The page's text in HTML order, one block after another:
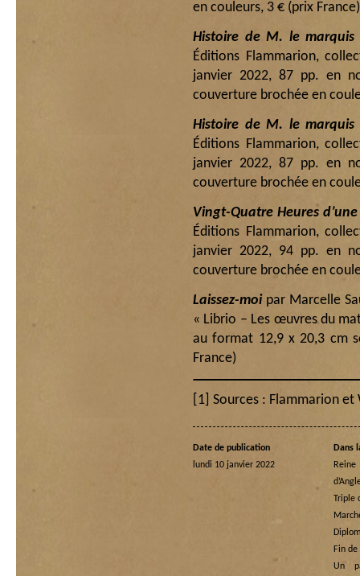
en couleurs, 3 € (prix France)
Histoire de M. le marquis
Éditions Flammarion,
janvier 2022, 87 pp. en
couverture brochée en
Histoire de M. le marquis
Éditions Flammarion,
janvier 2022, 87 pp. en
couverture brochée en
Vingt-Quatre Heures
Éditions Flammarion,
janvier 2022, 94 pp. en
couverture brochée en
Laissez-moi par Marcelle
« Librio – Les œuvres du
au format 12,9 x 20,3 cm
France)
[1] Sources : Flammarion et
Date de publication
lundi 10 janvier 2022
Dans
Triple
Fin
Un